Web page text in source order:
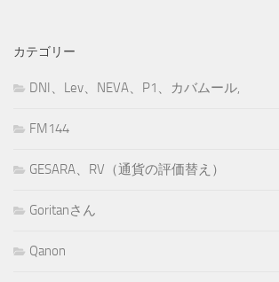
カテゴリー
DNI、Lev、NEVA、P1、カバムール,
FM144
GESARA、RV（通貨の評価替え）
Goritanさん
Qanon